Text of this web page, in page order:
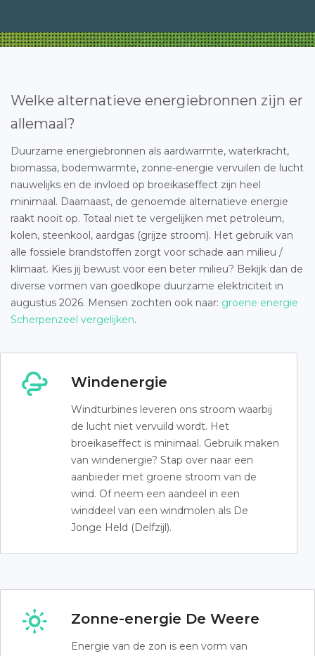
Welke alternatieve energiebronnen zijn er
allemaal?
Duurzame energiebronnen als aardwarmte, waterkracht,
biomassa, bodemwarmte, zonne-energie vervuilen de lucht
nauwelijks en de invloed op broeikaseffect zijn heel
minimaal. Daarnaast, de genoemde alternatieve energie
raakt nooit op. Totaal niet te vergelijken met petroleum,
kolen, steenkool, aardgas (grijze stroom). Het gebruik van
alle fossiele brandstoffen zorgt voor schade aan milieu /
klimaat. Kies jij bewust voor een beter milieu? Bekijk dan de
diverse vormen van goedkope duurzame elektriciteit in
augustus 2026. Mensen zochten ook naar: groene energie
Scherpenzeel vergelijken.
Windenergie
Windturbines leveren ons stroom waarbij
de lucht niet vervuild wordt. Het
broeikaseffect is minimaal. Gebruik maken
van windenergie? Stap over naar een
aanbieder met groene stroom van de
wind. Of neem een aandeel in een
winddeel van een windmolen als De
Jonge Held (Delfzijl).
Zonne-energie De Weere
Energie van de zon is een vorm van